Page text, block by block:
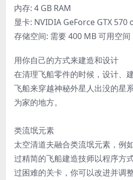
内存: 4 GB RAM
显卡: NVIDIA GeForce GTX
存储空间: 需要 400 MB 可用空间
用你自己的方式来建造和设计
在清理飞船零件的时候，设计、
飞船来穿越神秘外星人出没的星
为家的地方。
类流氓元素
太空清道夫融合类流氓元素，例
过精简的飞船建造技师以程序方
过困难的关卡，你可以改进并调